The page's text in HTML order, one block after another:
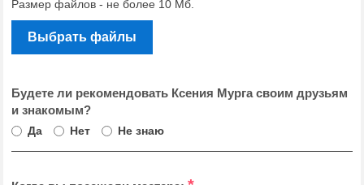
Размер файлов - не более 10 Мб.
Выбрать файлы
Будете ли рекомендовать Ксения Мурга своим друзьям
и знакомым?
Да Нет Не знаю